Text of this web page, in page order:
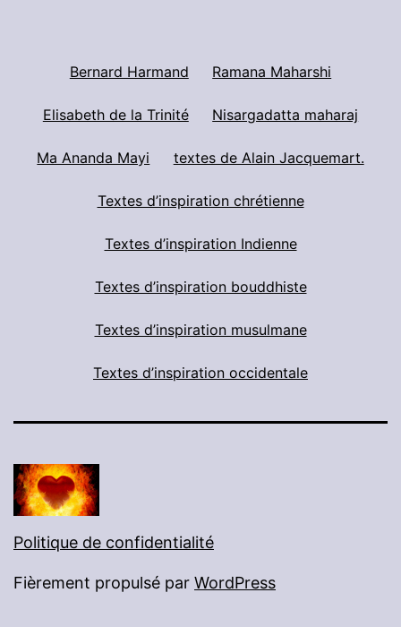
Bernard Harmand Ramana Maharshi
Elisabeth de la Trinité Nisargadatta maharaj
Ma Ananda Mayi textes de Alain Jacquemart.
Textes d’inspiration chrétienne
Textes d’inspiration Indienne
Textes d’inspiration bouddhiste
Textes d’inspiration musulmane
Textes d’inspiration occidentale
Politique de confidentialité
Fièrement propulsé par WordPress